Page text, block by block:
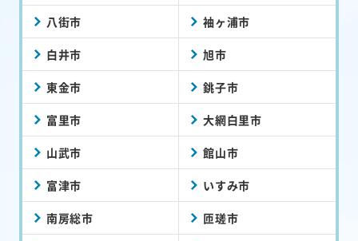
八街市 袖ヶ浦市
白井市 旭市
東金市 銚子市
富里市 大網白里市
山武市 館山市
富津市 いすみ市
南房総市 匝瑳市